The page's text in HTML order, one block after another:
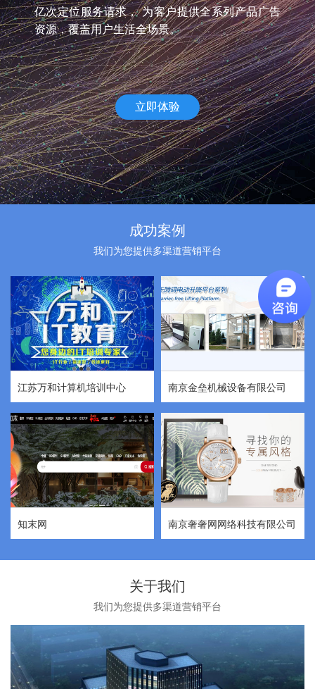
亿次定位服务请求， 为客户提供全系列产品广告
资源，覆盖用户生活全场景。
立即体验
成功案例
我们为您提供多渠道营销平台
江苏万和计算机培训中心 南京金垒机械设备有限公司
知末网 南京奢奢网网络科技有限公司
关于我们
我们为您提供多渠道营销平台